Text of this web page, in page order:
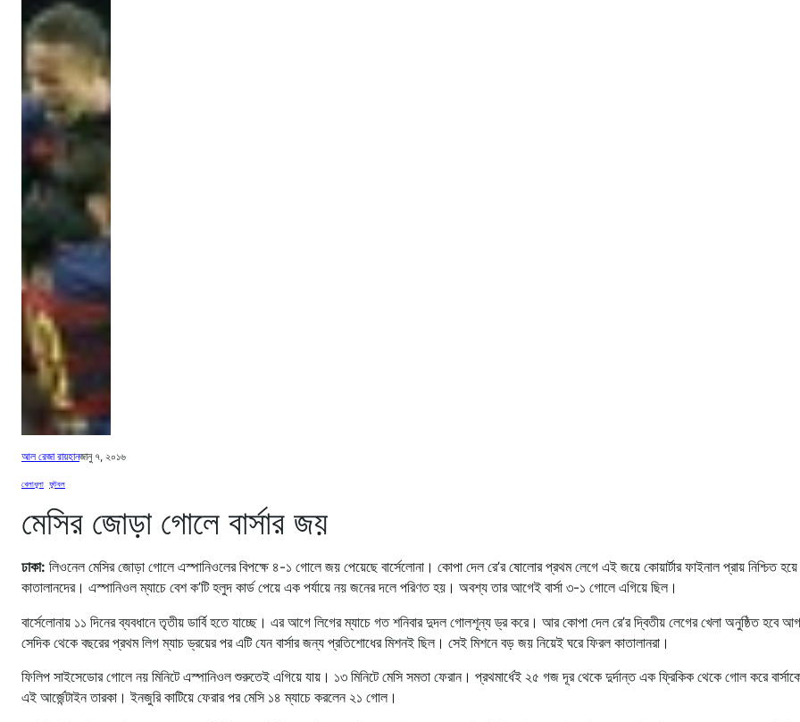
আল রেজা রায়হানজানু ৭, ২০১৬
খেলাধুলা ফুটবল
মেসির জোড়া গোলে বার্সার জয়
ঢাকা: লিওনেল মেসির জোড়া গোলে এস্পানিওলের বিপক্ষে ৪-১ গোলে জয় পেয়েছে বার্সেলোনা। কোপা দেল রে’র ষোলোর প্রথম লেগে এই জয়ে কোয়ার্টার ফাইনাল প্রায় নিশ্চিত
কাতালানদের। এস্পানিওল ম্যাচে বেশ ক’টি হলুদ কার্ড পেয়ে এক পর্যায়ে নয় জনের দলে পরিণত হয়। অবশ্য তার আগেই বার্সা ৩-১ গোলে এগিয়ে ছিল।
বার্সেলোনায় ১১ দিনের ব্যবধানে তৃতীয় ডার্বি হতে যাচ্ছে। এর আগে লিগের ম্যাচে গত শনিবার দুদল গোলশূন্য ড্র করে। আর কোপা দেল রে’র দ্বিতীয় লেগের খেলা অনুষ্ঠিত হবে
সেদিক থেকে বছরের প্রথম লিগ ম্যাচ ড্রয়ের পর এটি যেন বার্সার জন্য প্রতিশোধের মিশনই ছিল। সেই মিশনে বড় জয় নিয়েই ঘরে ফিরল কাতালানরা।
ফিলিপ সাইসেডোর গোলে নয় মিনিটে এস্পানিওল শুরুতেই এগিয়ে যায়। ১৩ মিনিটে মেসি সমতা ফেরান। প্রথমার্ধেই ২৫ গজ দূর থেকে দুর্দান্ত এক ফ্রিকিক থেকে গোল করে
এই আর্জেন্টাইন তারকা। ইনজুরি কাটিয়ে ফেরার পর মেসি ১৪ ম্যাচে করলেন ২১ গোল।